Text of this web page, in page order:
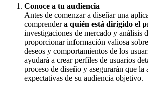
Conoce a tu audiencia
Antes de comenzar a diseñar una
comprendera quién está dirigido el
investigaciones de mercado y análisis
proporcionar información valiosa
deseos y comportamientos de los
ayudará a crear perfiles de usuarios
proceso de diseño y asegurarán que la
expectativas de su audiencia objetivo.